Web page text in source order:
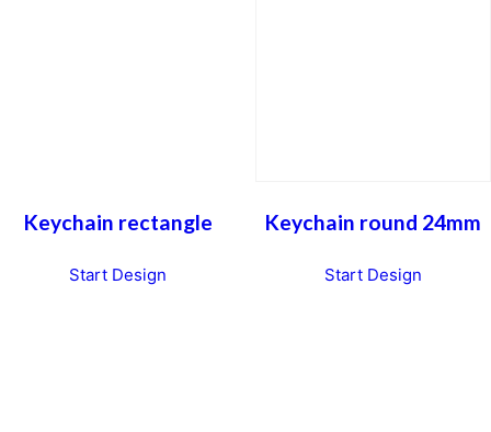
Keychain rectangle
Start Design
Keychain round 24mm
Start Design